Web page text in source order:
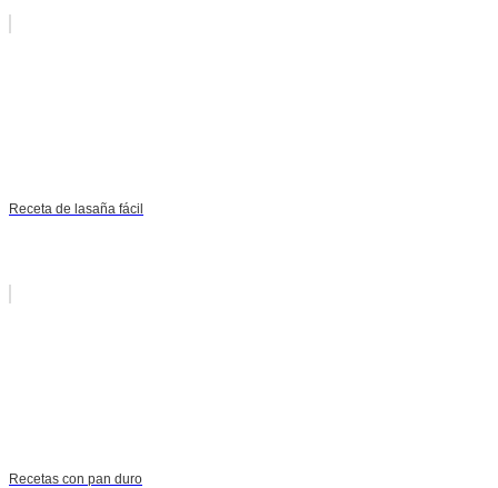
Receta de lasaña fácil
Recetas con pan duro